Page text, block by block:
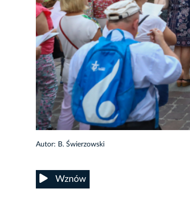
Autor: B. Świerzowski
Wznów